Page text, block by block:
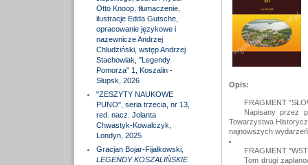
Otto Knoop, tłumaczenie,
ilustracje Edda Gutsche,
opracowanie językowe i
nazewnicze Andrzej
Chludziński, wstęp Andrzej
Stachowiak, "Legendy
Pomorza" 1, Koszalin -
Słupsk, 2026
"ZESZYTY NAUKOWE
PUNO", seria trzecia, nr 13,
red. nacz. Jolanta
Chwastyk-Kowalczyk,
Londyn, 2025
Gracjan Bojar-Fijałkowski,
LEGENDY KOSZALIŃSKIE
Opis:
FRAGMENT
Napisany przez
Towarzystwa
najnowszych
FRAGMENT
Tom drugi